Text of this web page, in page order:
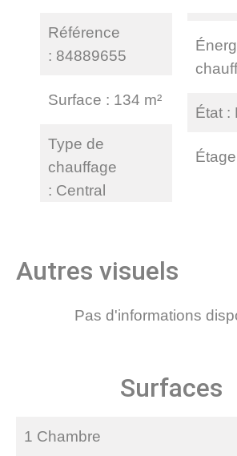
Référence
84889655
Surface 134 m²
Type de
chauffage
Central
État
Étage
Autres visuels
Pas d'informations
Surfaces
1 Chambre